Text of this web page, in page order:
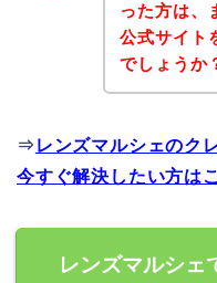
った方は、
公式サイト
でしょうか
⇒ レンズマルシェのク
今すぐ解決したい方は
レンズマルシェ